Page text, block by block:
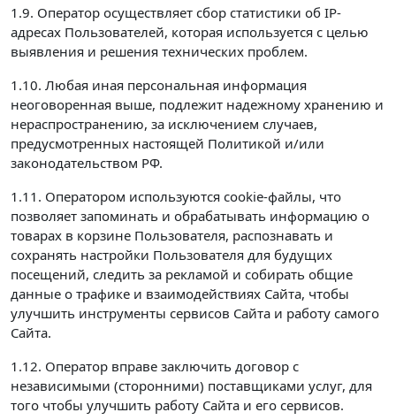
1.9. Оператор осуществляет сбор статистики об IP-
адресах Пользователей, которая используется с целью
выявления и решения технических проблем.
1.10. Любая иная персональная информация
неоговоренная выше, подлежит надежному хранению и
нераспространению, за исключением случаев,
предусмотренных настоящей Политикой и/или
законодательством РФ.
1.11. Оператором используются cookie-файлы, что
позволяет запоминать и обрабатывать информацию о
товарах в корзине Пользователя, распознавать и
сохранять настройки Пользователя для будущих
посещений, следить за рекламой и собирать общие
данные о трафике и взаимодействиях Сайта, чтобы
улучшить инструменты сервисов Сайта и работу самого
Сайта.
1.12. Оператор вправе заключить договор с
независимыми (сторонними) поставщиками услуг, для
того чтобы улучшить работу Сайта и его сервисов.